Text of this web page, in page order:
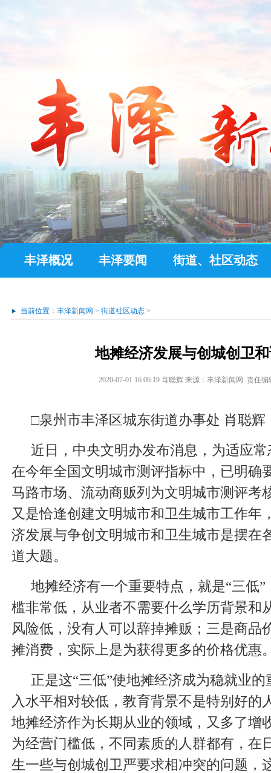
丰泽概况 丰泽要闻 街道、社区动态
当前位置： 丰泽新闻网 > 街道社区动态 >
地摊经济发展与创城创卫
2020-07-01 16:06:19 肖聪辉 来源：丰泽新闻网 责任编
□泉州市丰泽区城东街道办事处 肖聪辉
近日，中央文明办发布消息，为适应
在今年全国文明城市测评指标中，已明确
马路市场、流动商贩列为文明城市测评考
又是恰逢创建文明城市和卫生城市工作年
济发展与争创文明城市和卫生城市是摆在
道大题。
地摊经济有一个重要特点，就是“三低
槛非常低，从业者不需要什么学历背景和
风险低，没有人可以辞掉摊贩；三是商品
摊消费，实际上是为获得更多的价格优惠
正是这“三低”使地摊经济成为稳就业
入水平相对较低，教育背景不是特别好的
地摊经济作为长期从业的领域，又多了增
为经营门槛低，不同素质的人群都有，在
生一些与创城创卫严要求相冲突的问题，